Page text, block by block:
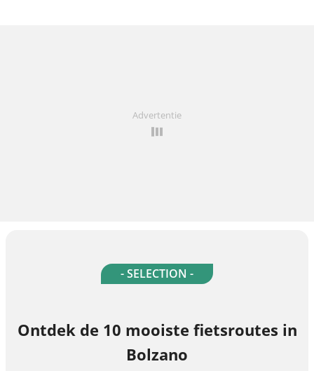
Advertentie
- SELECTION -
Ontdek de 10 mooiste fietsroutes in
Bolzano